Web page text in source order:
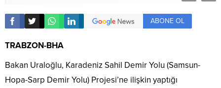
ABONE OL
TRABZON-BHA
Bakan Uraloğlu, Karadeniz Sahil Demir Yolu (Samsun-
Hopa-Sarp Demir Yolu) Projesi’ne ilişkin yaptığı